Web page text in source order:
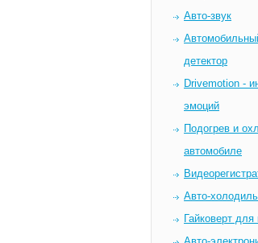
Авто-звук
детектор
Drivemotion -
эмоций
Подогрев и
автомобиле
Авто-
Гайковерт для